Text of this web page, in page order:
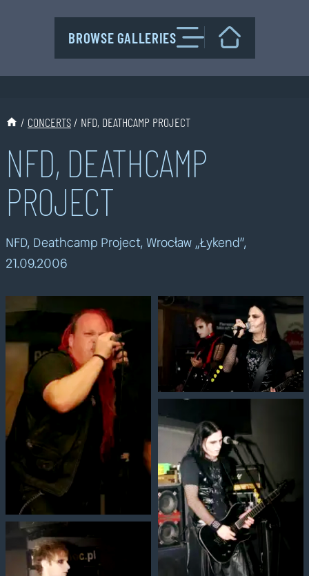
BROWSE GALLERIES
/ CONCERTS/ NFD, DEATHCAMP PROJECT
NFD, DEATHCAMP
PROJECT
NFD, Deathcamp Project, Wrocław „Łykend”,
21.09.2006